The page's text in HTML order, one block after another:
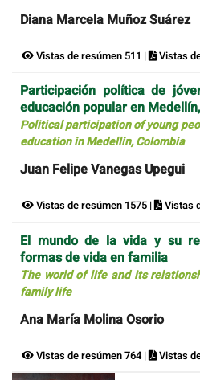
Diana Marcela Muñoz Suárez
Vistas de resúmen 511 | Vistas
Participación política de
educación popular en
Political participation of young
education in Medellin, Colombia
Juan Felipe Vanegas Upegui
Vistas de resúmen 1575 | Vistas
El mundo de la vida y su
formas de vida en familia
The world of life and its
family life
Ana María Molina Osorio
Vistas de resúmen 764 | Vistas